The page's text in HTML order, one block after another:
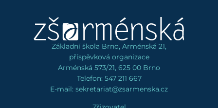
Základní škola Brno, Arménská 21,
příspěvková organizace
Arménská 573/21, 625 00 Brno
Telefon: 547 211 667
E-mail: sekretariat@zsarmenska.cz